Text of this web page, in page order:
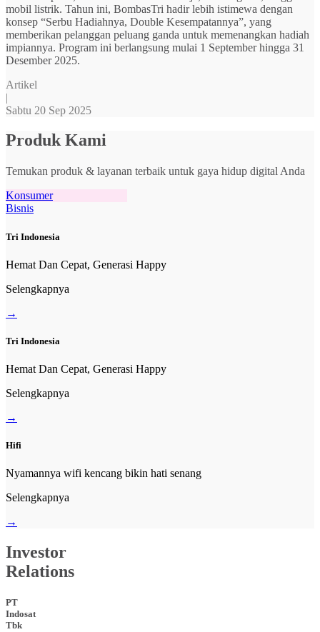
mobil listrik. Tahun ini, BombasTri hadir lebih istimewa dengan
konsep “Serbu Hadiahnya, Double Kesempatannya”, yang
memberikan pelanggan peluang ganda untuk memenangkan hadiah
impiannya. Program ini berlangsung mulai 1 September hingga 31
Desember 2025.
Artikel
|
Sabtu 20 Sep 2025
Produk Kami
Temukan produk & layanan terbaik untuk gaya hidup digital Anda
Konsumer
Bisnis
Tri Indonesia
Hemat Dan Cepat, Generasi Happy
Selengkapnya
→
Tri Indonesia
Hemat Dan Cepat, Generasi Happy
Selengkapnya
→
Hifi
Nyamannya wifi kencang bikin hati senang
Selengkapnya
→
Investor
Relations
PT
Indosat
Tbk